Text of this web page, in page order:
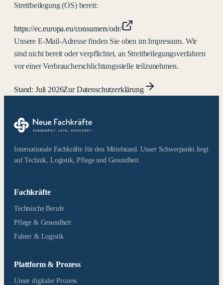
Streitbeilegung (OS) bereit:
https://ec.europa.eu/consumers/odr/
Unsere E-Mail-Adresse finden Sie oben im Impressum. Wir
sind nicht bereit oder verpflichtet, an Streitbeilegungsverfahren
vor einer Verbraucherschlichtungsstelle teilzunehmen.
Stand: Juli 2026Zur Datenschutzerklärung
Internationale Fachkräfte für den Mittelstand. Unser Schwerpunkt liegt
auf Technik, Logistik, Pflege und Gesundheit.
Fachkräfte
Technische Berufe
Pflege & Gesundheit
Fahrer & Logistik
Plattform & Prozess
Unser digitaler Prozess